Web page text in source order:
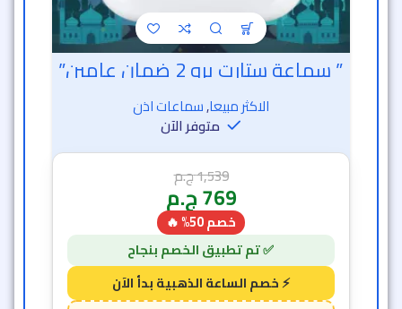
” سماعة ستارت برو 2 ضمان عامين”
الاكثر مبيعا,سماعات اذن
متوفر الآن
1,539ج.م
769ج.م
خصم 50% 🔥